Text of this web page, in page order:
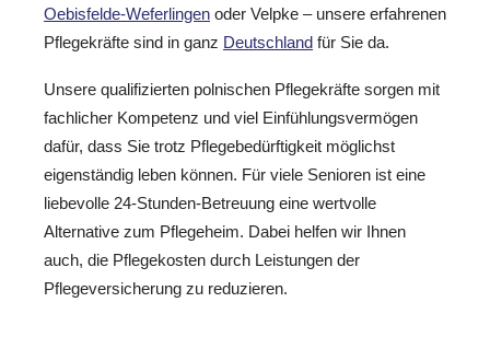
Oebisfelde-Weferlingen oder Velpke – unsere erfahrenen
Pflegekräfte sind in ganz Deutschland für Sie da.
Unsere qualifizierten polnischen Pflegekräfte sorgen mit
fachlicher Kompetenz und viel Einfühlungsvermögen
dafür, dass Sie trotz Pflegebedürftigkeit möglichst
eigenständig leben können. Für viele Senioren ist eine
liebevolle 24-Stunden-Betreuung eine wertvolle
Alternative zum Pflegeheim. Dabei helfen wir Ihnen
auch, die Pflegekosten durch Leistungen der
Pflegeversicherung zu reduzieren.